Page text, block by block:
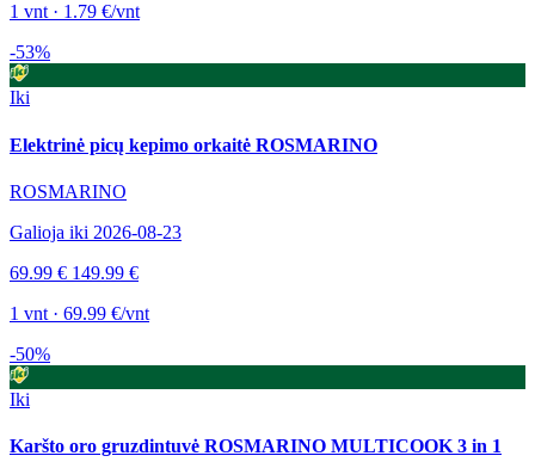
1 vnt · 1.79 €/vnt
-53%
Iki
Elektrinė picų kepimo orkaitė ROSMARINO
ROSMARINO
Galioja iki 2026-08-23
69.99 € 149.99 €
1 vnt · 69.99 €/vnt
-50%
Iki
Karšto oro gruzdintuvė ROSMARINO MULTICOOK 3 in 1